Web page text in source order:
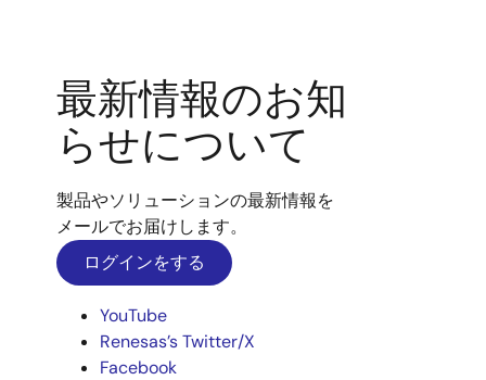
最新情報のお知
らせについて
製品やソリューションの最新情報を
メールでお届けします。
ログインをする
YouTube
Renesas’s Twitter/X
Facebook